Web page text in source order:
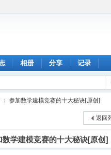
相册 分享 记录
参加数学建模竞赛的十大秘诀[原创]
返回
数学建模竞赛的十大秘诀[原创]